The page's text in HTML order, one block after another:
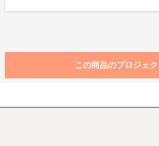
この商品のプロジェ